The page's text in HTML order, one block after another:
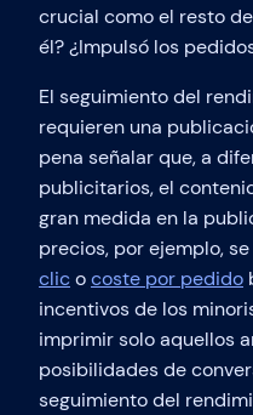
crucial como el resto
él? ¿Impulsó los
El seguimiento del
requieren una
pena señalar que, a
publicitarios, el
gran medida en la
precios, por ejemplo,
clicocoste por pedido
incentivos de los
imprimir solo aquellos
posibilidades de
seguimiento del